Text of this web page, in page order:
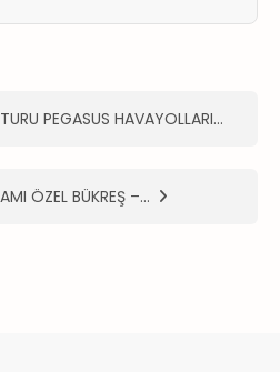
PEGASUS HAVAYOLLARI…
ÖZEL BÜKREŞ –…